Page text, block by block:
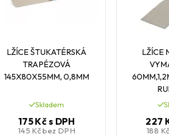
LŽÍCE ŠTUKATÉRSKÁ
TRAPÉZOVÁ
145X80X55MM, 0,8MM
Skladem
175 Kčs DPH
145 Kčbez DPH
LŽÍCE
227
188 Kč